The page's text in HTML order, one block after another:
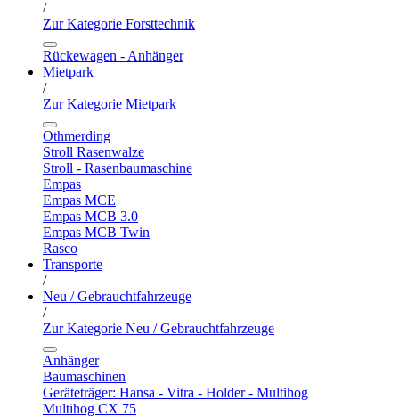
/
Zur Kategorie Forsttechnik
Rückewagen - Anhänger
Mietpark
/
Zur Kategorie Mietpark
Othmerding
Stroll Rasenwalze
Stroll - Rasenbaumaschine
Empas
Empas MCE
Empas MCB 3.0
Empas MCB Twin
Rasco
Transporte
/
Neu / Gebrauchtfahrzeuge
/
Zur Kategorie Neu / Gebrauchtfahrzeuge
Anhänger
Baumaschinen
Geräteträger: Hansa - Vitra - Holder - Multihog
Multihog CX 75